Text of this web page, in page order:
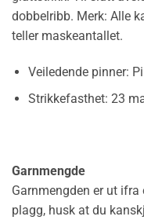
dobbelribb. Merk: Alle
teller maskeantallet.
Veiledende pinner:
Strikkefasthet: 23
Garnmengde
Garnmengden er ut
plagg, husk at du